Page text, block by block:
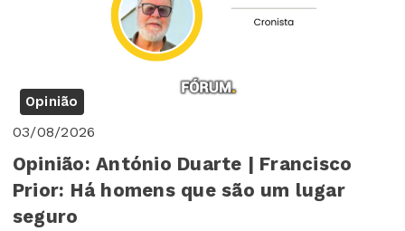
Opinião
03/08/2026
Opinião: António Duarte | Francisco
Prior: Há homens que são um lugar
seguro